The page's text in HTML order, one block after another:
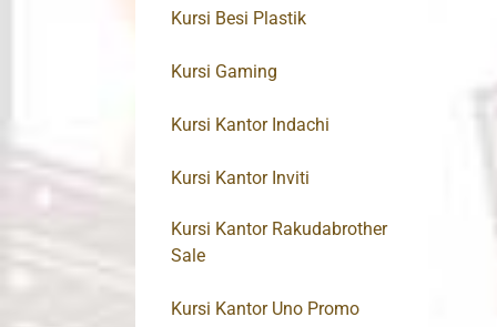
Kursi Besi Plastik
Kursi Gaming
Kursi Kantor Indachi
Kursi Kantor Inviti
Kursi Kantor Rakudabrother
Sale
Kursi Kantor Uno Promo